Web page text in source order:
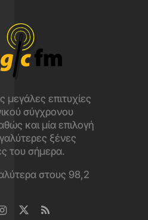
μεγάλες επιτυχίες
σύγχρονου
και μία επιλογή
ξένες
του σήμερα.
στους 98,2